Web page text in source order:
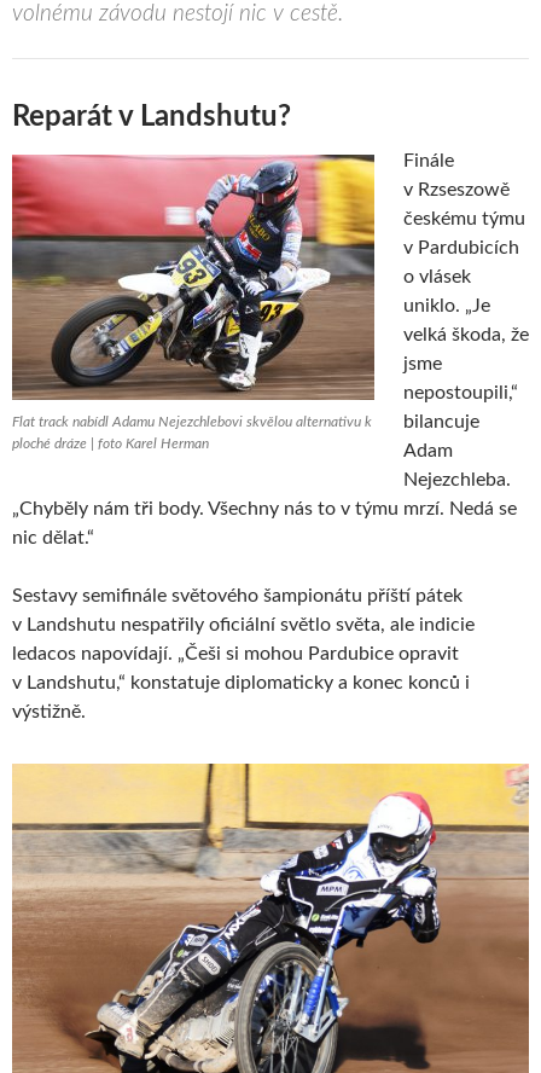
volnému závodu nestojí nic v cestě.
Reparát v Landshutu?
Flat track nabídl Adamu Nejezchlebovi skvělou alternativu k
ploché dráze | foto Karel Herman
Finále
v Rzseszowě
českému týmu
v Pardubicích
o vlásek
uniklo. „Je
velká škoda, že
jsme
nepostoupili,“
bilancuje
Adam
Nejezchleba.
„Chyběly nám tři body. Všechny nás to v týmu mrzí. Nedá se
nic dělat.“
Sestavy semifinále světového šampionátu příští pátek
v Landshutu nespatřily oficiální světlo světa, ale indicie
ledacos napovídají. „Češi si mohou Pardubice opravit
v Landshutu,“ konstatuje diplomaticky a konec konců i
výstižně.